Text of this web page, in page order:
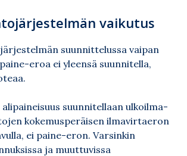
vaikutus
suunnittelussa vaipan
eroa ei yleensä suunnitella,
suunnitellaan ulkoilma-
kokemusperäisen ilmavirtaeron
ei paine-eron. Varsinkin
ja muuttuvissa